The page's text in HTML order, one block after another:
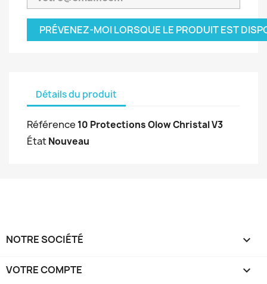
PRÉVENEZ-MOI LORSQUE LE PRODUIT EST
Détails du produit
Référence 10 Protections Olow Christal V3
ÉtatNouveau
NOTRE SOCIÉTÉ 
VOTRE COMPTE 